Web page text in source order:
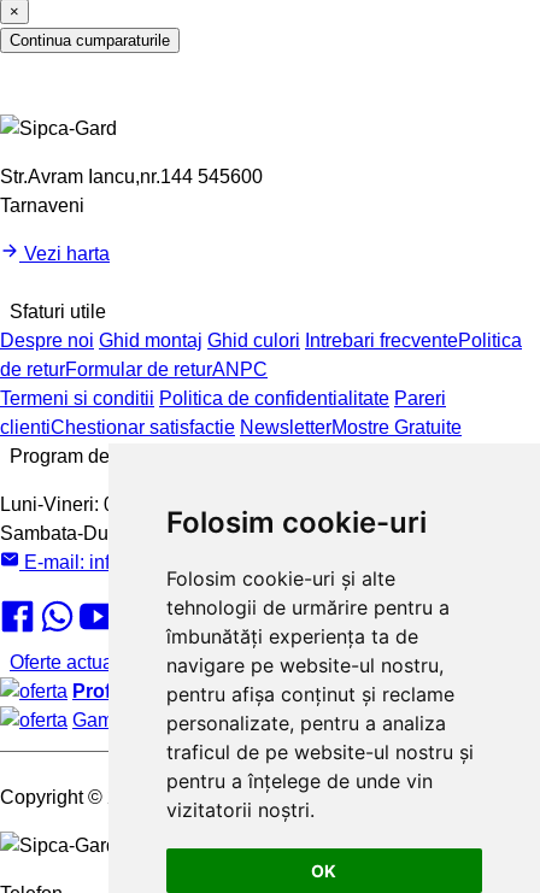
Folosim cookie-uri
Folosim cookie-uri și alte
tehnologii de urmărire pentru a
îmbunătăți experiența ta de
navigare pe website-ul nostru,
pentru afișa conținut și reclame
personalizate, pentru a analiza
traficul de pe website-ul nostru și
pentru a înțelege de unde vin
vizitatorii noștri.
OK
×
Continua cumparaturile
Str.Avram Iancu,nr.144 545600
Tarnaveni
Vezi harta
Sfaturi utile
Despre noi Ghid montaj Ghid culori Intrebari frecventePolitica
de returFormular de returANPC
Termeni si conditii Politica de confidentialitate Pareri
clientiChestionar satisfactie NewsletterMostre Gratuite
Program de lucru
Luni-Vineri: 08:00 - 16:00
Sambata-Duminica:inchis
E-mail: info@sipca-gard.ro
Oferte actuale
Profita de ofertele noastre: de pana la 30% reducere
Gama variata de culori si finisaje
Copyright© 2025 Sipca-Gard.